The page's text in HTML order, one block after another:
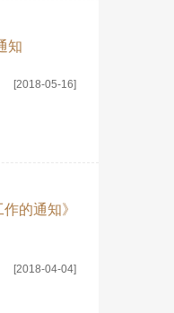
知
[2018-05-16]
的通知》
[2018-04-04]